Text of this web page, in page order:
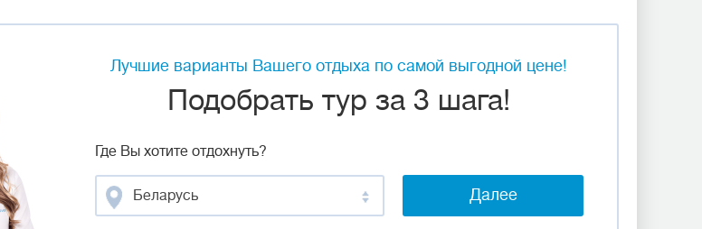
Лучшие варианты Вашего отдыха по самой выгодной цене!
Подобрать тур за 3 шага!
Где Вы хотите отдохнуть?
Беларусь Далее